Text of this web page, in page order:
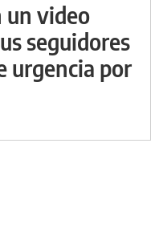
un video
seguidores
urgencia por